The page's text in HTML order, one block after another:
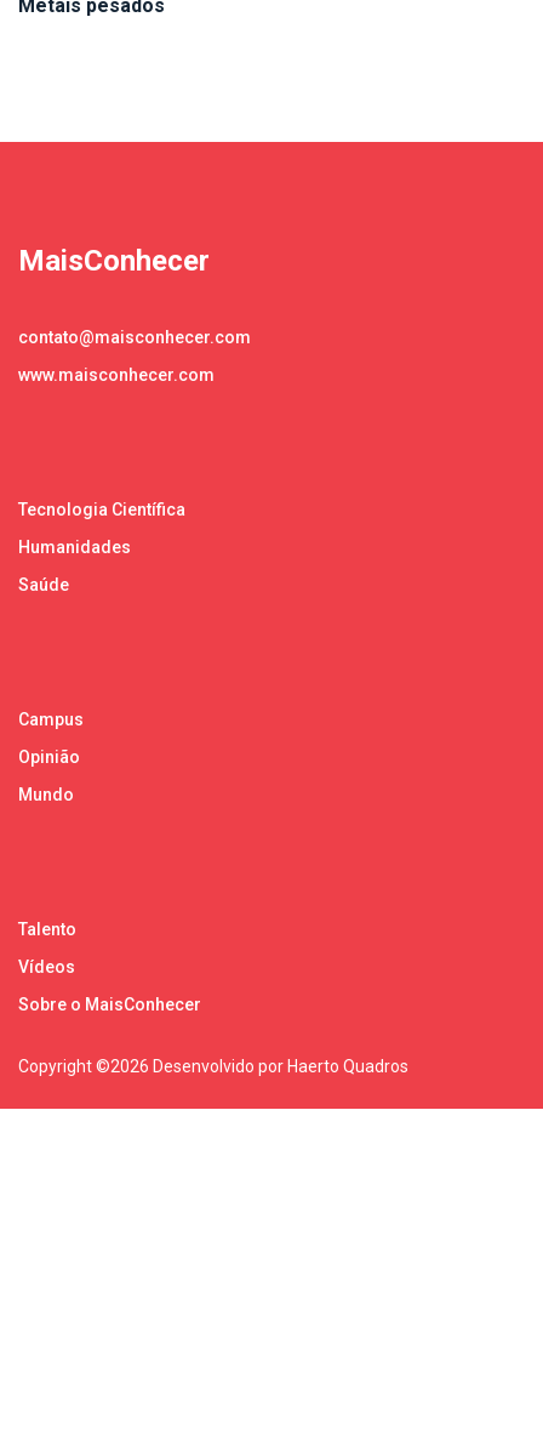
Metais pesados
MaisConhecer
contato@maisconhecer.com
www.maisconhecer.com
Tecnologia Científica
Humanidades
Saúde
Campus
Opinião
Mundo
Talento
Vídeos
Sobre o MaisConhecer
Copyright ©2026 Desenvolvido por Haerto Quadros